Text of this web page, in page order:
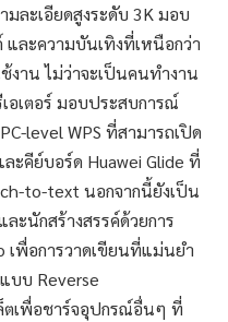
ละเอียดสูงระดับ 3K มอบ
และความบันเทิงที่เหนือกว่า
งาน ไม่ว่าจะเป็นคนทำงาน
อเตอร์ มอบประสบการณ์
level WPS ที่สามารถเปิด
ะคีย์บอร์ด Huawei Glide ที่
to-text นอกจากนี้ยังเป็น
นักสร้างสรรค์ด้วยการ
เพื่อการวาดเขียนที่แม่นยำ
บบ Reverse
ตเพื่อชาร์จอุปกรณ์อื่นๆ ที่